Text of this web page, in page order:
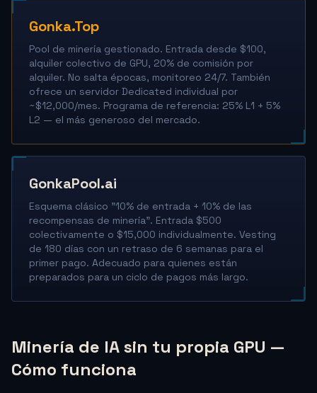
Gonka.Top
Pool de minería gestionado. Entrada desde $100,
alquiler colectivo de GPU, 20% de comisión por
alquiler. No salta épocas, monitoreo 24/7. También
ofrece un servidor Dedicated individual por
~$12,000/mes. Programa de referencia: 25% L1 + 5%
L2 — el más generoso del mercado.
GonkaPool.ai
Esquema clásico "10% de entrada + 10% de las
recompensas de minería". Entrada $500
colectivamente o $15,000 individualmente. Vesting
de 180 días con un retraso de 6 semanas para el
primer pago. Adecuado para quienes están
preparados para un ciclo de pagos más largo.
Minería de IA sin tu propia GPU —
Cómo funciona